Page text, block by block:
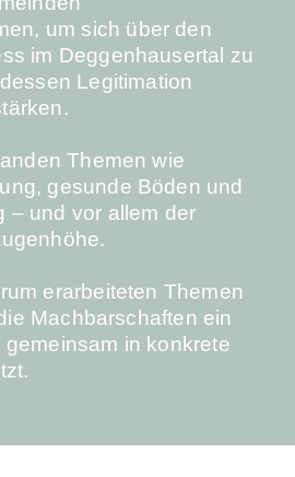
um sich über den
im Deggenhausertal zu
Legitimation
Themen wie
gesunde Böden und
– und vor allem der
erarbeiteten Themen
Machbarschaften ein
in konkrete